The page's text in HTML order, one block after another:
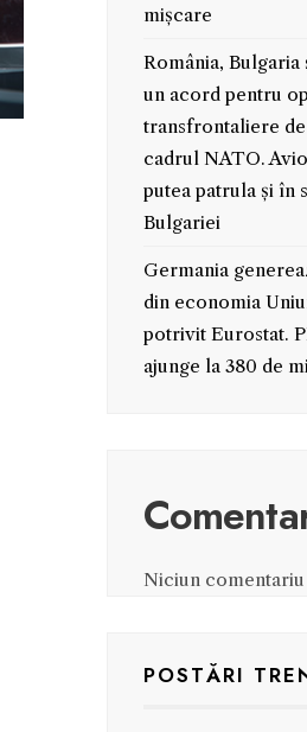
mișcare
România, Bulgaria
un acord pentru
transfrontaliere
cadrul NATO.
putea patrula și în
Bulgariei
Germania
din economia
potrivit Eurostat.
ajunge la 380 de
Niciun comentariu
POSTĂRI